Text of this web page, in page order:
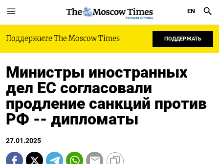
РУССКАЯ СЛУЖБА
EN
Поддержите The Moscow Times ПОДДЕРЖАТЬ
Министры иностранных
дел ЕС согласовали
продление санкций против
РФ -- дипломаты
27.01.2025